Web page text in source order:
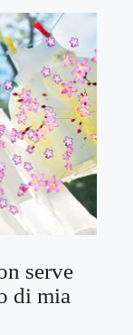
serve
di mia